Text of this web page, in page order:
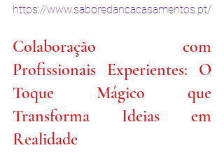
https://www.saboredancacasamentos.pt/
Colaboração com
Profissionais Experientes: O
Toque Mágico que
Transforma Ideias em
Realidade